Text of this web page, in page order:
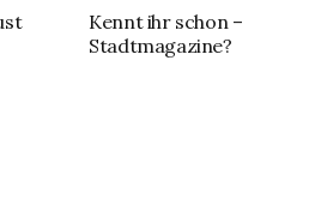
Kennt ihr schon –
Stadtmagazine?